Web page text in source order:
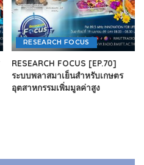
RESEARCH FOCUS
RESEARCH FOCUS [EP.70]
ระบบพลาสมาเย็นสำหรับเกษตร
อุตสาหกรรมเพิ่มมูลค่าสูง